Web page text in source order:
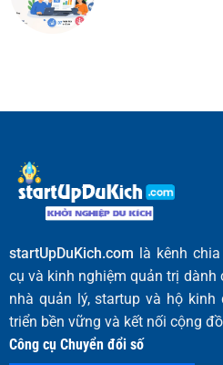
startUpDuKich.com là kênh
cụ và kinh nghiệm quản trị dành
nhà quản lý, startup và hộ kinh
triển bền vững và kết nối cộng
Công cụ Chuyển đổi số